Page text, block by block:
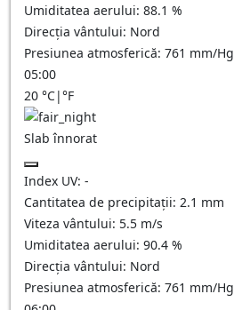
Umiditatea aerului: 88.1 %
Direcția vântului: Nord
Presiunea atmosferică: 761 mm/Hg
05:00
20 °C|°F
Slab înnorat
Index UV: -
Cantitatea de precipitații: 2.1 mm
Viteza vântului: 5.5 m/s
Umiditatea aerului: 90.4 %
Direcția vântului: Nord
Presiunea atmosferică: 761 mm/Hg